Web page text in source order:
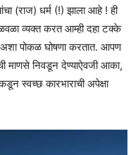
(राज) धर्म (!) झाला आहे ! ही
व्यक्त करत आम्ही दहा टक्के
पोकळ घोषणा करतात. आपण
माणसे निवडून देण्याऐवजी आका,
स्वच्छ कारभाराची अपेक्षा